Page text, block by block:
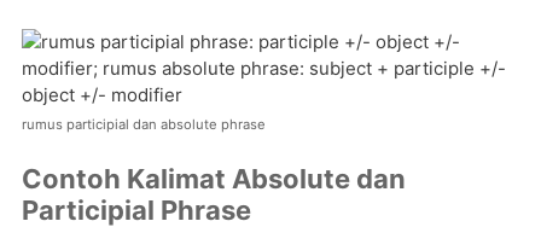
rumus participial dan absolute phrase
Contoh Kalimat Absolute dan
Participial Phrase